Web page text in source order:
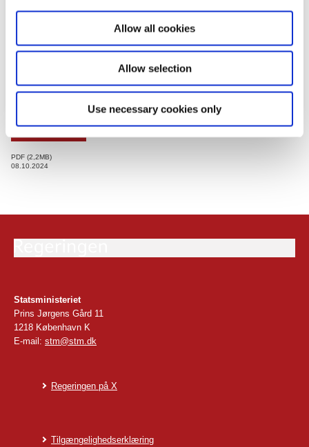
Allow all cookies
Allow selection
Use necessary cookies only
Download
PDF 2,2MB
08.10.2024
Statsministeriet
Prins Jørgens Gård 11
1218 København K
E-mail: stm@stm.dk
Regeringen på X
Tilgængelighedserklæring